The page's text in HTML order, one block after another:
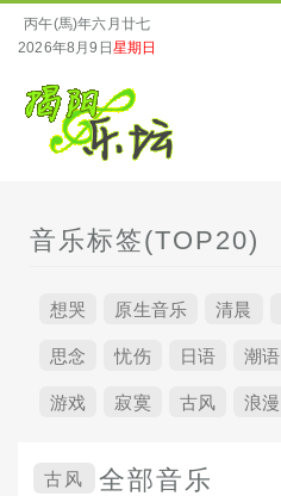
丙午(馬)年六月廿七
2026年8月9日星期日
音乐标签(TOP20)
想哭 原生音乐 清晨
思念 忧伤 日语 潮语
游戏 寂寞 古风 浪漫
古风 全部音乐